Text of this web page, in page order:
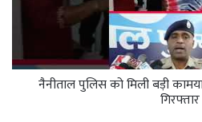
नैनीताल पुलिस को मिली बड़ी
गिरफ्तार